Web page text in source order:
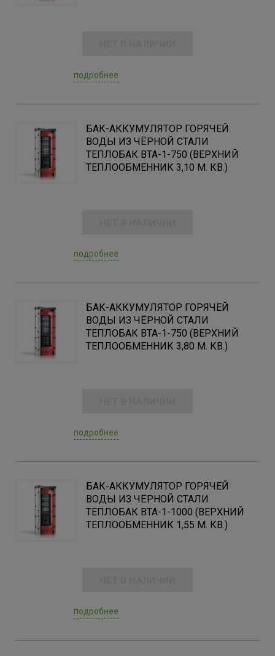
подробнее
БАК-АККУМУЛЯТОР ГОРЯЧЕЙ
ВОДЫ ИЗ ЧЁРНОЙ СТАЛИ
ТЕПЛОБАК ВТА-1-750 (ВЕРХНИЙ
ТЕПЛООБМЕННИК 3,10 М. КВ.)
подробнее
БАК-АККУМУЛЯТОР ГОРЯЧЕЙ
ВОДЫ ИЗ ЧЁРНОЙ СТАЛИ
ТЕПЛОБАК ВТА-1-750 (ВЕРХНИЙ
ТЕПЛООБМЕННИК 3,80 М. КВ.)
подробнее
БАК-АККУМУЛЯТОР ГОРЯЧЕЙ
ВОДЫ ИЗ ЧЁРНОЙ СТАЛИ
ТЕПЛОБАК ВТА-1-1000 (ВЕРХНИЙ
ТЕПЛООБМЕННИК 1,55 М. КВ.)
подробнее